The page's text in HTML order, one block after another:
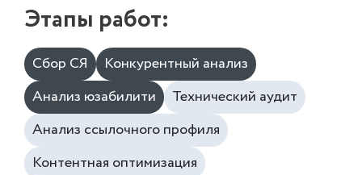
Этапы работ:
Сбор СЯ
Конкурентный анализ
Анализ юзабилити
Технический аудит
Анализ ссылочного профиля
Контентная оптимизация